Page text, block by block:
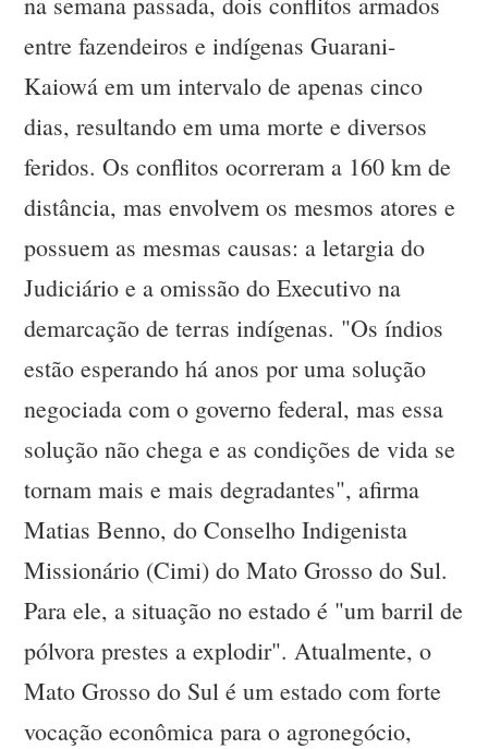
entre fazendeiros e indígenas Guarani-
Kaiowá em um intervalo de apenas cinco
dias, resultando em uma morte e diversos
feridos. Os conflitos ocorreram a 160 km de
distância, mas envolvem os mesmos atores e
possuem as mesmas causas: a letargia do
Judiciário e a omissão do Executivo na
demarcação de terras indígenas. "Os índios
estão esperando há anos por uma solução
negociada com o governo federal, mas essa
solução não chega e as condições de vida se
tornam mais e mais degradantes", afirma
Matias Benno, do Conselho Indigenista
Missionário (Cimi) do Mato Grosso do Sul.
Para ele, a situação no estado é "um barril de
pólvora prestes a explodir". Atualmente, o
Mato Grosso do Sul é um estado com forte
vocação econômica para o agronegócio,